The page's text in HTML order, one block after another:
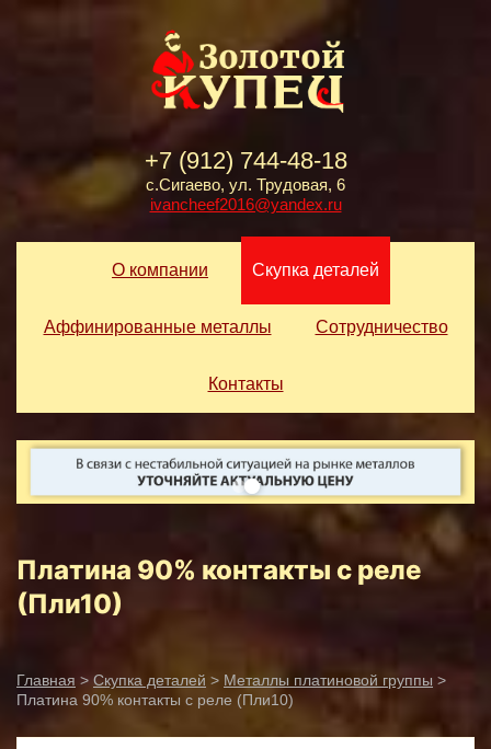
+7 (912) 744-48-18
с.Сигаево, ул. Трудовая, 6
ivancheef2016@yandex.ru
О компании Скупка деталей
Аффинированные металлы Сотрудничество
Контакты
Платина 90% контакты с реле
(Пли10)
Главная > Скупка деталей > Металлы платиновой группы >
Платина 90% контакты с реле (Пли10)